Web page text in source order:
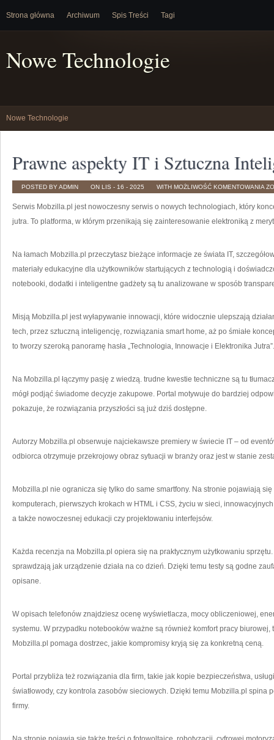
Strona główna Archiwum Spis Treści Tagi
Nowe Technologie
Nowe Technologie
Prawne aspekty IT i Sztuczna
POSTED BY ADMIN ON LIS - 16 - 2025 WITH MOŻLIWOŚĆ KOMENTOWANIA
I
Serwis Mobzilla.pl jest nowoczesny serwis o nowych technologiach, który
jutra. To platforma, w którym przenikają się zainteresowanie elektroniką z
Na łamach Mobzilla.pl przeczytasz bieżące informacje ze świata IT,
materiały edukacyjne dla użytkowników startujących z technologią i
notebooki, dodatki i inteligentne gadżety są tu analizowane w sposób
Misją Mobzilla.pl jest wyłapywanie innowacji, które widocznie ulepszają
tech, przez sztuczną inteligencję, rozwiązania smart home, aż po śmiałe
to tworzy szeroką panoramę hasła „Technologia, Innowacje i Elektronika Jutra”.
Na Mobzilla.pl łączymy pasję z wiedzą. trudne kwestie techniczne są tu
mógł podjąć świadome decyzje zakupowe. Portal motywuje do bardziej
pokazuje, że rozwiązania przyszłości są już dziś dostępne.
Autorzy Mobzilla.pl obserwuje najciekawsze premiery w świecie IT – od
odbiorca otrzymuje przekrojowy obraz sytuacji w branży oraz jest w stanie
Mobzilla.pl nie ogranicza się tylko do same smartfony. Na stronie pojawiają
komputerach, pierwszych krokach w HTML i CSS, życiu w sieci,
a także nowoczesnej edukacji czy projektowaniu interfejsów.
Każda recenzja na Mobzilla.pl opiera się na praktycznym użytkowaniu
sprawdzają jak urządzenie działa na co dzień. Dzięki temu testy są godne
opisane.
W opisach telefonów znajdziesz ocenę wyświetlacza, mocy obliczeniowej,
systemu. W przypadku notebooków ważne są również komfort pracy
Mobzilla.pl pomaga dostrzec, jakie kompromisy kryją się za konkretną ceną.
Portal przybliża też rozwiązania dla firm, takie jak kopie bezpieczeństwa,
światłowody, czy kontrola zasobów sieciowych. Dzięki temu Mobzilla.pl spina
firmy.